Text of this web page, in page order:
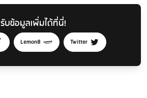
รับข้อมูลเพิ่มได้ที่นี่!
Lemon8 Twitter